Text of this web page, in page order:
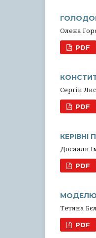
Олена
PDF
Сергій
PDF
Досаали
PDF
Тетяна
PDF